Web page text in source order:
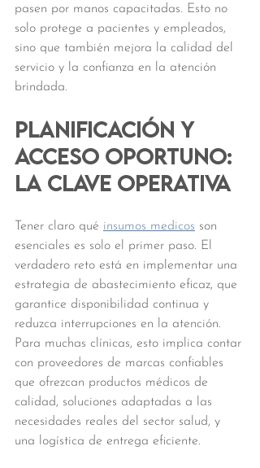
pasen por manos capacitadas. Esto no
solo protege a pacientes y empleados,
sino que también mejora la calidad del
servicio y la confianza en la atención
brindada.
Planificación y
acceso oportuno:
la clave operativa
Tener claro qué insumos medicos son
esenciales es solo el primer paso. El
verdadero reto está en implementar una
estrategia de abastecimiento eficaz, que
garantice disponibilidad continua y
reduzca interrupciones en la atención.
Para muchas clínicas, esto implica contar
con proveedores de marcas confiables
que ofrezcan productos médicos de
calidad, soluciones adaptadas a las
necesidades reales del sector salud, y
una logística de entrega eficiente.